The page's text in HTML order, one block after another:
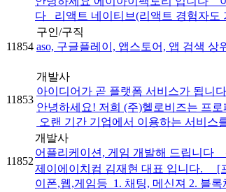
다 리액트 네이티브(리액트 경험자도
11854
구인/구직
aso, 구글플레이, 앱스토어, 앱 검색
11853
개발사
아이디어가 곧 플랫폼 서비스가 됩니
안녕하세요! 저희 (주)헬로비즈는 프
오랜 기간 기업에서 이용하는 서비스
11852
개발사
어플리케이션, 게임 개발해 드립니다
제이에이치컴 김재현 대표 입니다. [
이폰,웹,게임등 ​ 1. 채팅, 메신져 2. 블